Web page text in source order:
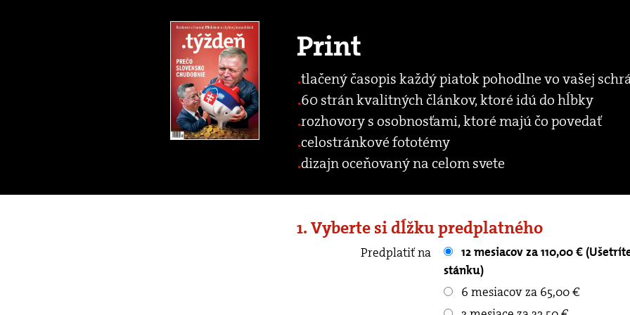
Print
tlačený časopis každý piatok pohodlne vo vašej
60 strán kvalitných článkov, ktoré idú do hĺbky
rozhovory s osobnosťami, ktoré majú čo povedať
celostránkové fototémy
dizajn oceňovaný na celom svete
1. Vyberte si dĺžku predplatného
Predplatiť na
12 mesiacov za 110,00 € (Ušetríte až 90.40 € oproti kupovaniu v
stánku)
6 mesiacov za 65,00 €